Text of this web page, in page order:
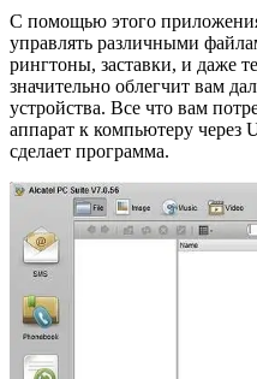
С помощью этого
управлять различными
рингтоны, заставки, и даже
значительно облегчит вам
устройства. Все что вам
аппарат к компьютеру через
сделает программа.